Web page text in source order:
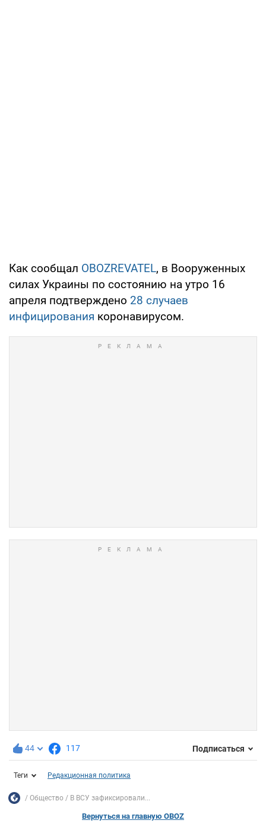
Как сообщал OBOZREVATEL, в Вооруженных
силах Украины по состоянию на утро 16
апреля подтверждено 28 случаев
инфицирования коронавирусом.
44 117 Подписаться
Теги Редакционная политика
Общество В ВСУ зафиксировали...
Вернуться на главную OBOZ